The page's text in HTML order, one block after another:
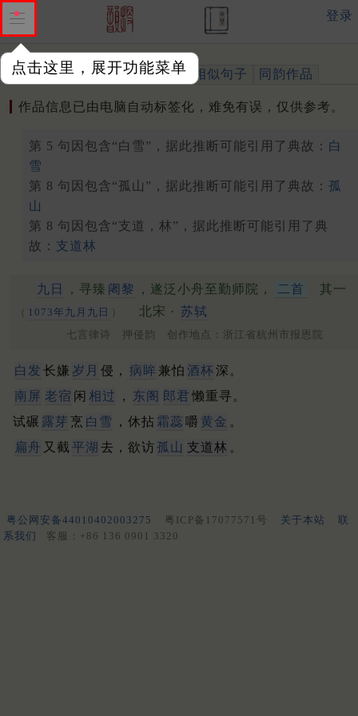
点击这里，展开功能菜单
登录
作品 标注四声 出处、引用 相似句子 同韵作品
作品信息已由电脑自动标签化，难免有误，仅供参考。
第 5 句因包含“白雪”，据此推断可能引用了典故： 白
雪
第 8 句因包含“孤山”，据此推断可能引用了典故： 孤
山
第 8 句因包含“支道，林”，据此推断可能引用了典
故： 支道林
九日 ，寻臻 阇黎 ，遂泛小舟至勤师院， 二首 其一
（ 1073年九月九日 ） 北宋 · 苏轼
七言律诗 押侵韵 创作地点：浙江省杭州市报恩院
白发 长嫌 岁月 侵， 病眸 兼怕 酒杯深。
南屏 老宿 闲 相过 ， 东阁 郎君 懒重寻。
试碾 露芽 烹 白雪 ，休拈 霜蕊 嚼 黄金 。
扁舟 又截 平湖 去，欲访孤山 支道林 。
粤公网安备44010402003275 粤ICP备17077571号 关于本站
联
系我们
客服：+86 136 0901 3320